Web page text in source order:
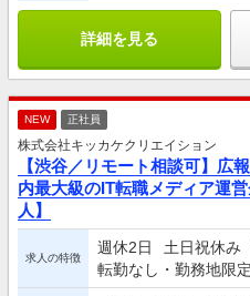
詳細を見る
NEW 正社員
株式会社キッカケクリエイション
【渋谷／リモート相談可】広
内最大級のIT転職メディア運
人】
求人の特徴
週休2日 土日祝休み
転勤なし・勤務地限定